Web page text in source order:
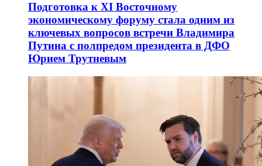
Подготовка к XI Восточному
экономическому форуму стала одним из
ключевых вопросов встречи Владимира
Путина с полпредом президента в ДФО
Юрием Трутневым